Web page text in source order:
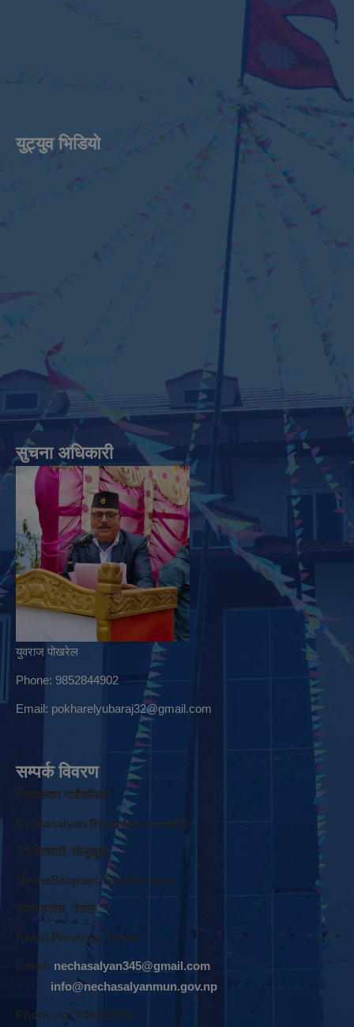
युट्युव भिडियाे
सुचना अधिकारी
युवराज पोखरेल
Phone: 9852844902
Email: pokharelyubaraj32@gmail.com
सम्पर्क विवरण
नेचासल्यान गाउँपालिका
Nechasalyan Rural Municipality
नेचा वेतघारी, साेलुखुम्बु
NechaBetghari, Solukhumbu
काेशी प्रदेश, नेपाल
Koshi Province, Nepal
Email: nechasalyan345@gmail.com
info@nechasalyanmun.gov.np
Phone no: 038412302